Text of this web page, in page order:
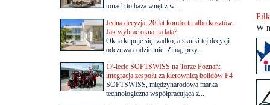
W
tonach to baza wnętrz w...
Jedna decyzja, 20 lat komfortu albo kosztów.
Jak wybrać okna na lata?
Okna kupuje się rzadko, a skutki tej decyzji
odczuwa codziennie. Zimą, przy...
17-lecie SOFTSWISS na Torze Poznań:
integracja zespołu za kierownicą bolidów F4
SOFTSWISS, międzynarodowa marka
technologiczna współpracująca z...